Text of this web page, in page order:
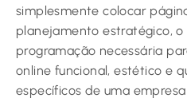
simplesmente colocar
planejamento estratégico, o
programação necessária
online funcional, estético e
específicos de uma